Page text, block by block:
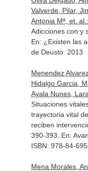
Valverde, Pilar,
Antonia Mª, et. al.:
Adicciones con y
En: ¿Existen las
de Deusto. 2013
Menendez
Hidalgo Garcia,
Ayala Nunes,
Situaciones
trayectoria vital
reciben
390-393. En:
ISBN: 978-84-
Mena Morales,